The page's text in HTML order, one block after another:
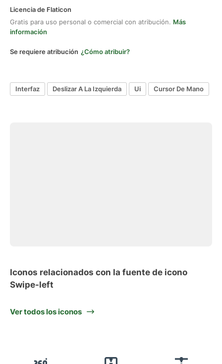
Licencia de Flaticon
Gratis para uso personal o comercial con atribución. Más
información
Se requiere atribución ¿Cómo atribuir?
Interfaz Deslizar A La Izquierda Ui Cursor De Mano
Iconos relacionados con la fuente de icono
Swipe-left
Ver todos los iconos